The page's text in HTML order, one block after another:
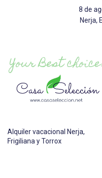
8 de
Nerja,
Alquiler vacacional Nerja,
Frigiliana y Torrox